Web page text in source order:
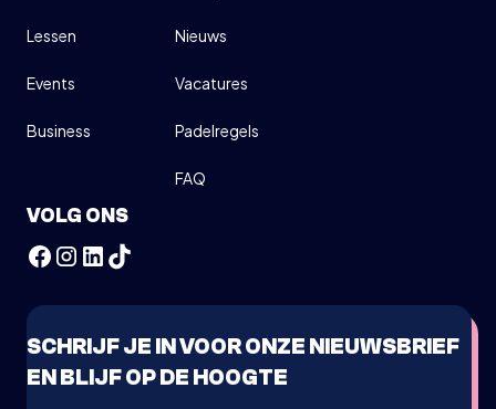
Lessen
Events
Business
Nieuws
Vacatures
Padelregels
FAQ
VOLG ONS
SCHRIJF JE IN VOOR ONZE NIEUWSBRIEF
EN BLIJF OP DE HOOGTE